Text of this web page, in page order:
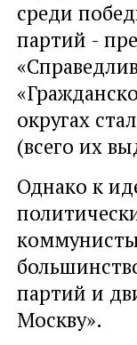
среди
партий -
округах
(всего их
Однако к
партий и
Москву».